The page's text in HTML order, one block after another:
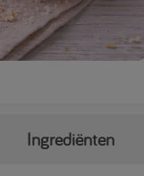
Ingrediënten